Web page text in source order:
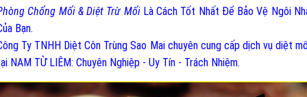
Chống Mối & Diệt Trừ MốiLà Cách Tốt Nhất Để Bảo Vệ Ngôi
Bạn.
Ty TNHH Diệt Côn Trùng Sao Mai chuyên cung cấp dịch vụ diệt
NAM TỪ LIÊM: Chuyên Nghiệp - Uy Tín - Trách Nhiệm.